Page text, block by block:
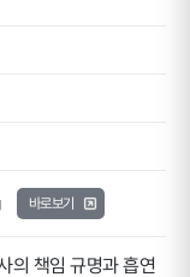
바로보기
의 책임 규명과 흡연